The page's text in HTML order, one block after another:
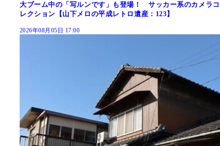
大ブーム中の「写ルンです」も登場！ サッカー系のカメラコ
レクション【山下メロの平成レトロ遺産：123】
2026年08月05日 17:00